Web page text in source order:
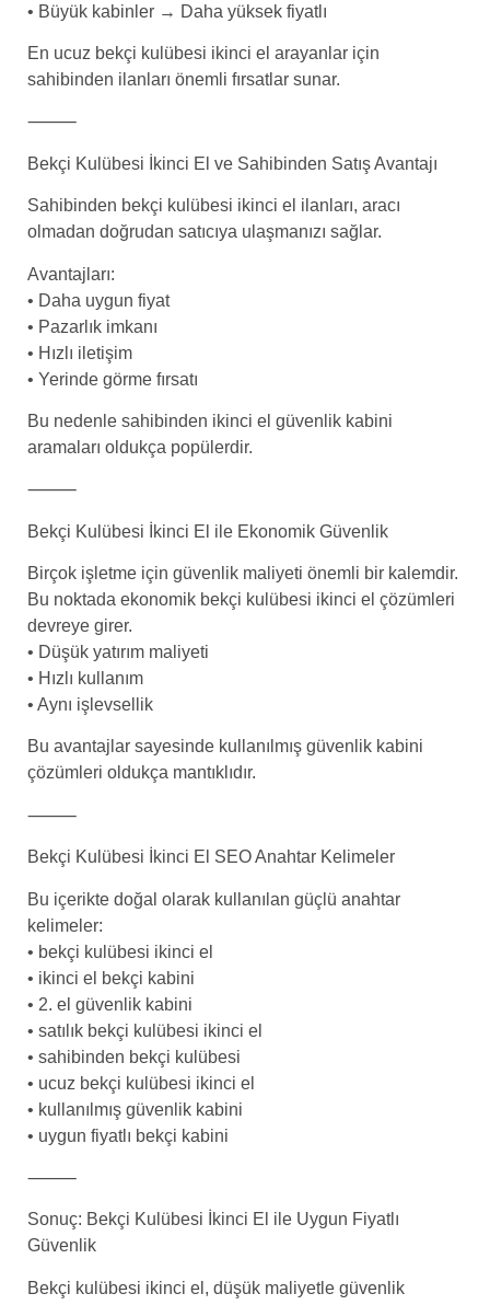
• Büyük kabinler → Daha yüksek fiyatlı
En ucuz bekçi kulübesi ikinci el arayanlar için
sahibinden ilanları önemli fırsatlar sunar.
⸻
Bekçi Kulübesi İkinci El ve Sahibinden Satış Avantajı
Sahibinden bekçi kulübesi ikinci el ilanları, aracı
olmadan doğrudan satıcıya ulaşmanızı sağlar.
Avantajları:
• Daha uygun fiyat
• Pazarlık imkanı
• Hızlı iletişim
• Yerinde görme fırsatı
Bu nedenle sahibinden ikinci el güvenlik kabini
aramaları oldukça popülerdir.
⸻
Bekçi Kulübesi İkinci El ile Ekonomik Güvenlik
Birçok işletme için güvenlik maliyeti önemli bir kalemdir.
Bu noktada ekonomik bekçi kulübesi ikinci el çözümleri
devreye girer.
• Düşük yatırım maliyeti
• Hızlı kullanım
• Aynı işlevsellik
Bu avantajlar sayesinde kullanılmış güvenlik kabini
çözümleri oldukça mantıklıdır.
⸻
Bekçi Kulübesi İkinci El SEO Anahtar Kelimeler
Bu içerikte doğal olarak kullanılan güçlü anahtar
kelimeler:
• bekçi kulübesi ikinci el
• ikinci el bekçi kabini
• 2. el güvenlik kabini
• satılık bekçi kulübesi ikinci el
• sahibinden bekçi kulübesi
• ucuz bekçi kulübesi ikinci el
• kullanılmış güvenlik kabini
• uygun fiyatlı bekçi kabini
⸻
Sonuç: Bekçi Kulübesi İkinci El ile Uygun Fiyatlı
Güvenlik
Bekçi kulübesi ikinci el, düşük maliyetle güvenlik